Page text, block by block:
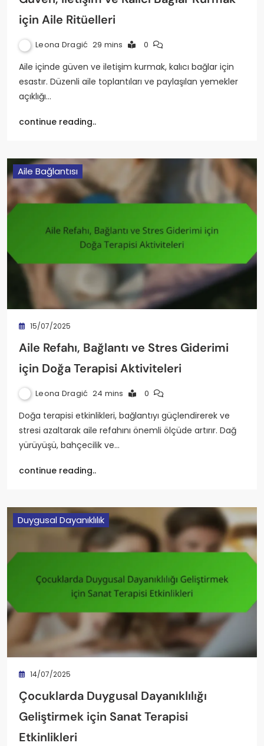
için Aile Ritüelleri
Leona Dragić 29 mins 0
Aile içinde güven ve iletişim kurmak, kalıcı bağlar için
esastır. Düzenli aile toplantıları ve paylaşılan yemekler
açıklığı…
continue reading..
Aile Bağlantısı
15/07/2025
Aile Refahı, Bağlantı ve Stres Giderimi
için Doğa Terapisi Aktiviteleri
Leona Dragić 24 mins 0
Doğa terapisi etkinlikleri, bağlantıyı güçlendirerek ve
stresi azaltarak aile refahını önemli ölçüde artırır. Dağ
yürüyüşü, bahçecilik ve…
continue reading..
Duygusal Dayanıklılık
14/07/2025
Çocuklarda Duygusal Dayanıklılığı
Geliştirmek için Sanat Terapisi
Etkinlikleri